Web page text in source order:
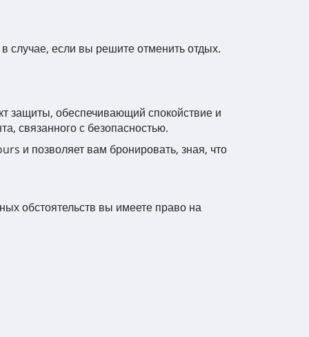
в случае, если вы решите отменить отдых.
защиты, обеспечивающий спокойствие и
связанного с безопасностью.
и позволяет вам бронировать, зная, что
обстоятельств вы имеете право на